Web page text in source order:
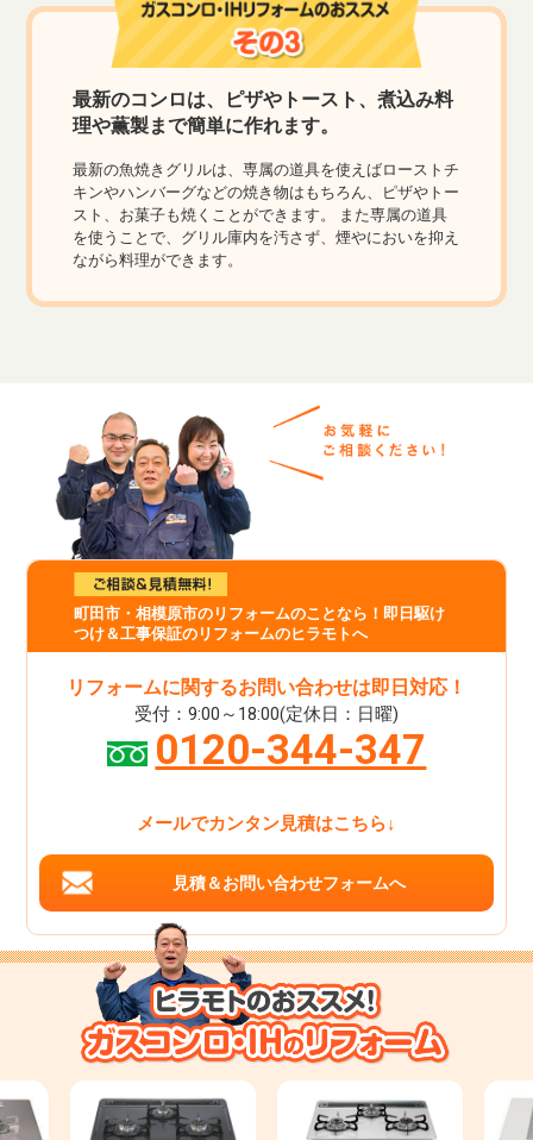
最新のコンロは、ピザやトースト、煮込み料
理や薫製まで簡単に作れます。
最新の魚焼きグリルは、専属の道具を使えばローストチ
キンやハンバーグなどの焼き物はもちろん、ピザやトー
スト、お菓子も焼くことができます。 また専属の道具
を使うことで、グリル庫内を汚さず、煙やにおいを抑え
ながら料理ができます。
町田市・相模原市のリフォームのことなら！即日駆け
つけ＆工事保証のリフォームのヒラモトへ
リフォームに関するお問い合わせは即日対応！
受付：9:00～18:00(定休日：日曜)
0120-344-347
メールでカンタン見積はこちら↓
見積＆お問い合わせフォームへ